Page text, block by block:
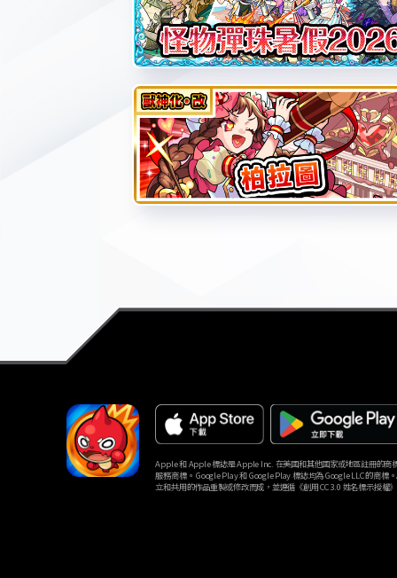
Apple 和 Apple 標誌是 Apple Inc. 在美國和其他國家或地區註冊的
服務商標。 Google Play 和 Google Play 標誌均為 Google LLC 的商標
立和共用的作品重製或修改而成，並遵循《創用 CC 3.0 姓名標示授權